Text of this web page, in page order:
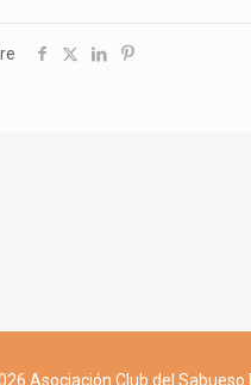
Asociación Club del Sabueso